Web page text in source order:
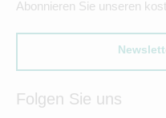
Abonnieren Sie unseren
Folgen Sie uns